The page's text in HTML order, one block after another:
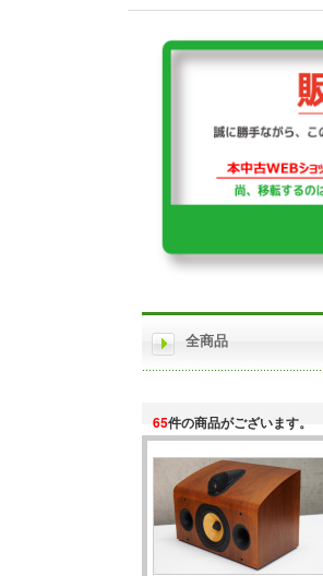
全商品
65件の商品がございます。